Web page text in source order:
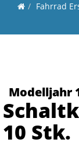
Fahrrad
Modelljahr
10 Stk.